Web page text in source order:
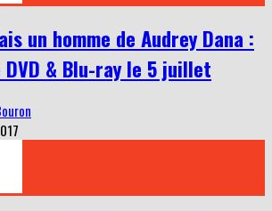
un homme de Audrey Dana :
& Blu-ray le 5 juillet